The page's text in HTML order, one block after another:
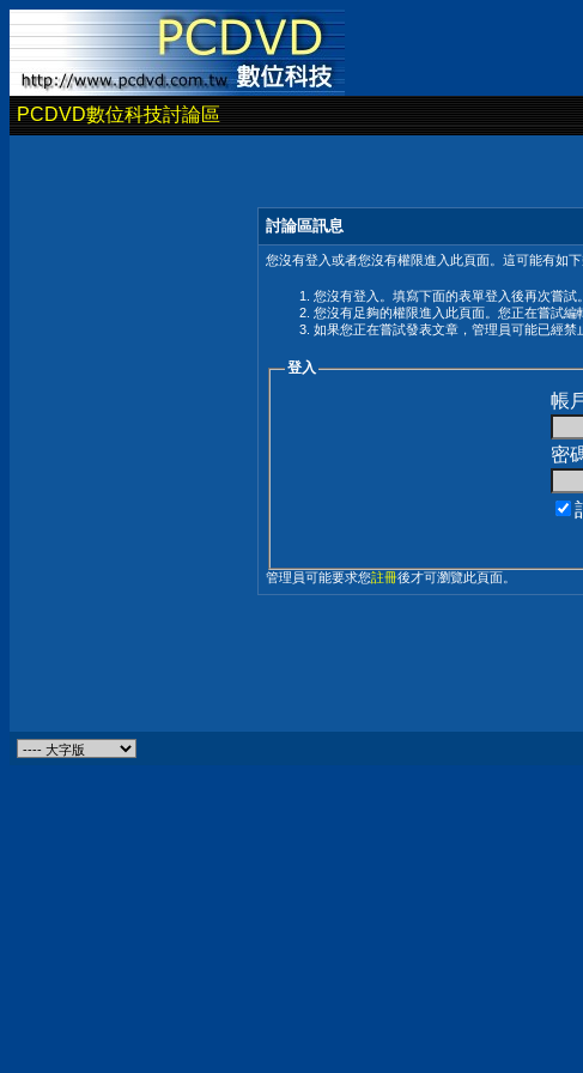
PCDVD數位科技討論區
討論區訊息
您沒有登入或者您沒有權限進入此頁面。這可能有如
您沒有登入。填寫下面的表單登入後再次嘗試。
您沒有足夠的權限進入此頁面。您正在嘗試
如果您正在嘗試發表文章，管理員可能已經禁
登入
帳
密
管理員可能要求您註冊後才可瀏覽此頁面。